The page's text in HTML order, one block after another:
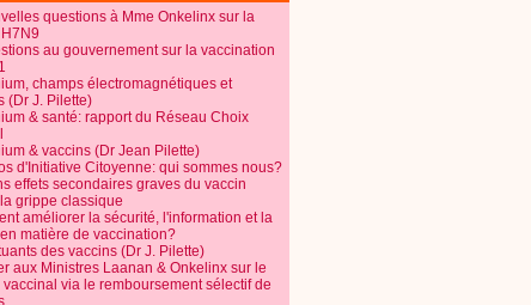
questions à Mme Onkelinx sur la
au gouvernement sur la vaccination
champs électromagnétiques et
(Dr J. Pilette)
& santé: rapport du Réseau Choix
& vaccins (Dr Jean Pilette)
d'Initiative Citoyenne: qui sommes nous?
effets secondaires graves du vaccin
grippe classique
améliorer la sécurité, l'information et la
matière de vaccination?
des vaccins (Dr J. Pilette)
aux Ministres Laanan & Onkelinx sur le
vaccinal via le remboursement sélectif de